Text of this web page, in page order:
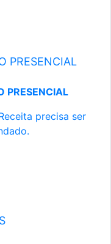
PRESENCIAL
PRESENCIAL
precisa ser